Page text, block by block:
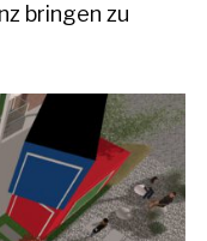
bringen zu